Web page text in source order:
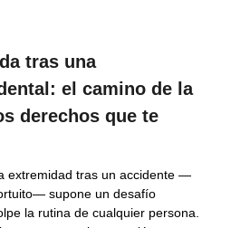
tras una
el camino de la
derechos que te
extremidad tras un accidente —
supone un desafío
la rutina de cualquier persona.